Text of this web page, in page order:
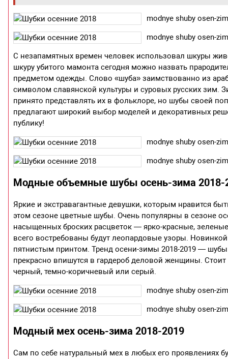
modnye shuby osen-
modnye shuby osen-
С незапамятных времен человек использовал шкуры
шкуру убитого мамонта сегодня можно назвать
предметом одежды. Слово «шуба» заимствованно из
символом славянской культуры и суровых русских
принято представлять их в фольклоре, но шубы своей
предлагают широкий выбор моделей и декоративных
публику!
modnye shuby osen-
modnye shuby osen-
Модные объемные шубы осень-зима 2018-
Яркие и экстравагантные девушки, которым нравится
этом сезоне цветные шубы. Очень популярны в сезоне
насыщенных броских расцветок — ярко-красные,
всего востребованы будут леопардовые узоры.
пятнистым принтом. Тренд осени-зимы 2018-2019 — шубы
прекрасно впишутся в гардероб деловой женщины.
черный, темно-коричневый или серый.
modnye shuby osen-
modnye shuby osen-
Модный мех осень-зима 2018-2019
Сам по себе натуральный мех в любых его проявлениях